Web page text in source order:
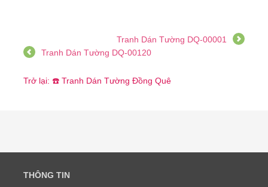
Tranh Dán Tường DQ-00001
Tranh Dán Tường DQ-00120
Trở lại: ☎️ Tranh Dán Tường Đồng Quê
THÔNG TIN